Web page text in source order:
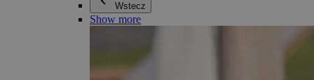
Wstecz
Show more